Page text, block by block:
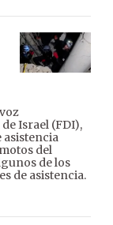
Israel (FDI),
asistencia
del
de los
de asistencia.